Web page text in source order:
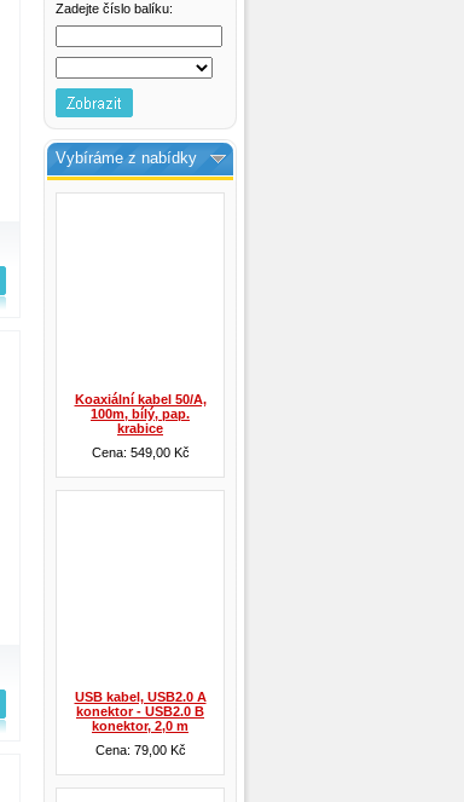
Zadejte číslo balíku:
Vybíráme z nabídky
Koaxiální kabel 50/A,
100m, bílý, pap.
krabice
Cena: 549,00 Kč
USB kabel, USB2.0 A
konektor - USB2.0 B
konektor, 2,0 m
Cena: 79,00 Kč